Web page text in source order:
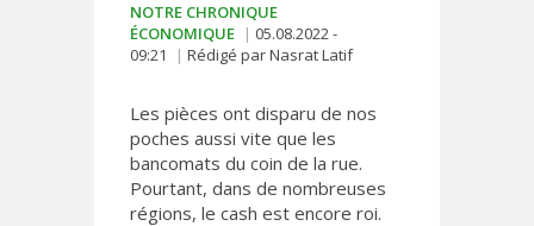
NOTRE CHRONIQUE
ÉCONOMIQUE
05.08.2022 -
09:21
Rédigé par Nasrat Latif
Les pièces ont disparu de nos
poches aussi vite que les
bancomats du coin de la rue.
Pourtant, dans de nombreuses
régions, le cash est encore roi.